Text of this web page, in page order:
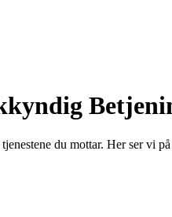
du mottar. Her ser vi